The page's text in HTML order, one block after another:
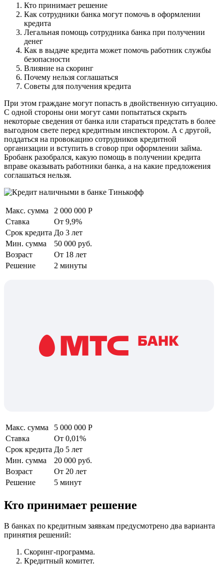
Кто принимает решение
Как сотрудники банка могут помочь в оформлении
кредита
Легальная помощь сотрудника банка при получении
денег
Как в выдаче кредита может помочь работник службы
безопасности
Влияние на скоринг
Почему нельзя соглашаться
Советы для получения кредита
При этом граждане могут попасть в двойственную ситуацию.
С одной стороны они могут сами попытаться скрыть
некоторые сведения от банка или стараться предстать в более
выгодном свете перед кредитным инспектором. А с другой,
поддаться на провокацию сотрудников кредитной
организации и вступить в сговор при оформлении займа.
Бробанк разобрался, какую помощь в получении кредита
вправе оказывать работники банка, а на какие предложения
соглашаться нельзя.
Макс. сумма
2 000 000 Р
Ставка
От 9,9%
Срок кредита До 3 лет
Мин. сумма
50 000 руб.
Возраст
От 18 лет
Решение
2 минуты
Макс. сумма
5 000 000 Р
Ставка
От 0,01%
Срок кредита До 5 лет
Мин. сумма
20 000 руб.
Возраст
От 20 лет
Решение
5 минут
Кто принимает решение
В банках по кредитным заявкам предусмотрено два варианта
принятия решений:
Скоринг-программа.
Кредитный комитет.